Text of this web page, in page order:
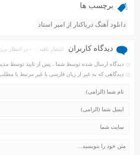
برچسب ها
دانلود آهنگ دریاکنار از امیر استاد
دیدگاه کاربران انتشار یافته : ۰ - در انتظار بررسی : 23
دیدگاه ارسال شده توسط شما ، پس از تایید توسط
دیدگاهی که به غیر از زبان فارسی یا غیر مرتبط با